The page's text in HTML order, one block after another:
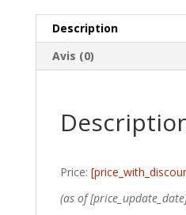
Description
Avis (0)
Price:
(as of